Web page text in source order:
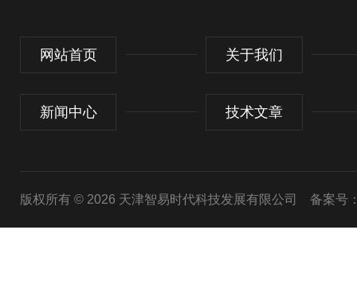
网站首页 关于我们
新闻中心 技术文章
版权所有 © 2026 天津智易时代科技发展有限公司 备案号